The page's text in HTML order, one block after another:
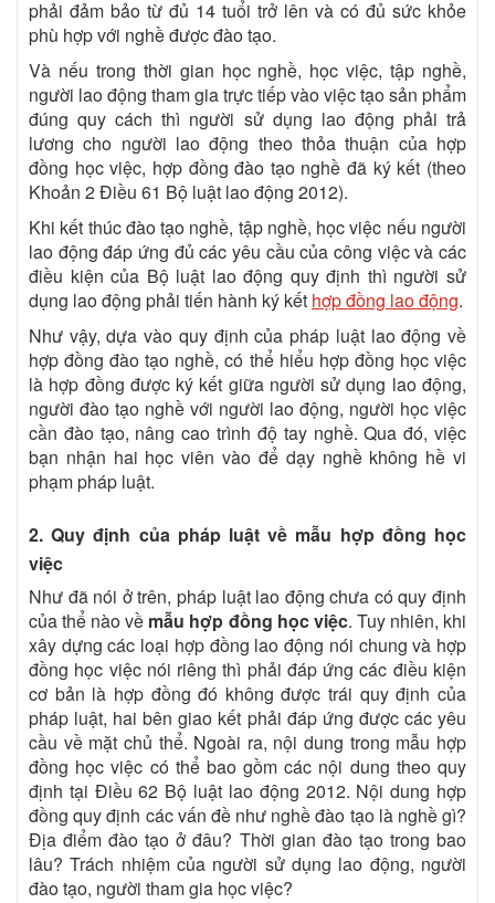
phải đảm bảo từ đủ 14 tuổi trở lên và có đủ sức khỏe
phù hợp với nghề được đào tạo.
Và nếu trong thời gian học nghề, học việc, tập nghề,
người lao động tham gia trực tiếp vào việc tạo sản phẩm
đúng quy cách thì người sử dụng lao động phải trả
lương cho người lao động theo thỏa thuận của hợp
đồng học việc, hợp đồng đào tạo nghề đã ký kết (theo
Khoản 2 Điều 61 Bộ luật lao động 2012).
Khi kết thúc đào tạo nghề, tập nghề, học việc nếu người
lao động đáp ứng đủ các yêu cầu của công việc và các
điều kiện của Bộ luật lao động quy định thì người sử
dụng lao động phải tiến hành ký kết hợp đồng lao động.
Như vậy, dựa vào quy định của pháp luật lao động về
hợp đồng đào tạo nghề, có thể hiểu hợp đồng học việc
là hợp đồng được ký kết giữa người sử dụng lao động,
người đào tạo nghề với người lao động, người học việc
cần đào tạo, nâng cao trình độ tay nghề. Qua đó, việc
bạn nhận hai học viên vào để dạy nghề không hề vi
phạm pháp luật.
2. Quy định của pháp luật về mẫu hợp đồng học
việc
Như đã nói ở trên, pháp luật lao động chưa có quy định
của thể nào về mẫu hợp đồng học việc. Tuy nhiên, khi
xây dựng các loại hợp đồng lao động nói chung và hợp
đồng học việc nói riêng thì phải đáp ứng các điều kiện
cơ bản là hợp đồng đó không được trái quy định của
pháp luật, hai bên giao kết phải đáp ứng được các yêu
cầu về mặt chủ thể. Ngoài ra, nội dung trong mẫu hợp
đồng học việc có thể bao gồm các nội dung theo quy
định tại Điều 62 Bộ luật lao động 2012. Nội dung hợp
đồng quy định các vấn đề như nghề đào tạo là nghề gì?
Địa điểm đào tạo ở đâu? Thời gian đào tạo trong bao
lâu? Trách nhiệm của người sử dụng lao động, người
đào tạo, người tham gia học việc?